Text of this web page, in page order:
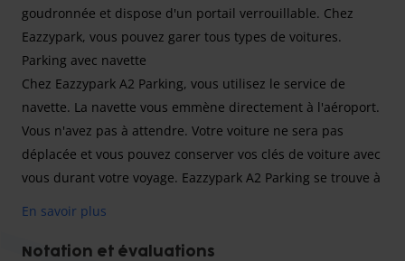
goudronnée et dispose d'un portail verrouillable. Chez
Eazzypark, vous pouvez garer tous types de voitures.
Parking avec navette
Chez Eazzypark A2 Parking, vous utilisez le service de
navette. La navette vous emmène directement à l'aéroport.
Vous n'avez pas à attendre. Votre voiture ne sera pas
déplacée et vous pouvez conserver vos clés de voiture avec
vous durant votre voyage. Eazzypark A2 Parking se trouve à
les instructions du personnel. La navette vous attend. Si
En savoir plus
Notation et évaluations